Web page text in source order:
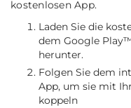
kostenlosen App.
Laden Sie die
dem Google
herunter.
Folgen Sie dem
App, um sie mit
koppeln